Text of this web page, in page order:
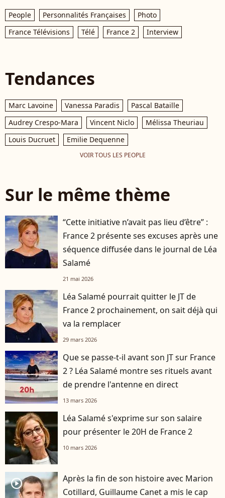
People Personnalités Françaises
Photo
France Télévisions
Télé France 2 Interview
Tendances
Marc Lavoine Vanessa Paradis
Pascal Bataille
Audrey Crespo-Mara
Vincent Niclo
Mélissa Theuriau
Louis Ducruet
Emilie Dequenne
VOIR TOUS LES PEOPLE
Sur le même thème
“Cette initiative n’avait pas lieu d’être” :
France 2 présente ses excuses après une
séquence diffusée dans le journal de Léa
Salamé
21 mai 2026
Léa Salamé pourrait quitter le JT de
France 2 prochainement, on sait déjà qui
va la remplacer
29 mars 2026
Que se passe-t-il avant son JT sur France
2 ? Léa Salamé montre ses rituels avant
de prendre l'antenne en direct
13 mars 2026
Léa Salamé s'exprime sur son salaire
pour présenter le 20H de France 2
10 mars 2026
player2
Après la fin de son histoire avec Marion
Cotillard, Guillaume Canet a mis le cap